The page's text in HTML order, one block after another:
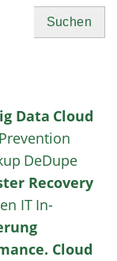
Data Cloud
DeDupe
Recovery
IT In-
Cloud